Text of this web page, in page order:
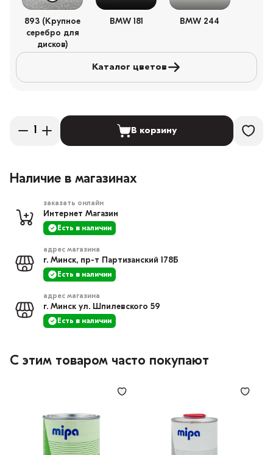
893 (Крупное
серебро для
дисков)
BMW 181 BMW 244
Каталог цветов
В корзину
Наличие в магазинах
заказать онлайн
Интернет Магазин
Есть в наличии
адрес магазина
г. Минск, пр-т Партизанский 178Б
Есть в наличии
адрес магазина
г. Минск ул. Шпилевского 59
Есть в наличии
С этим товаром часто покупают